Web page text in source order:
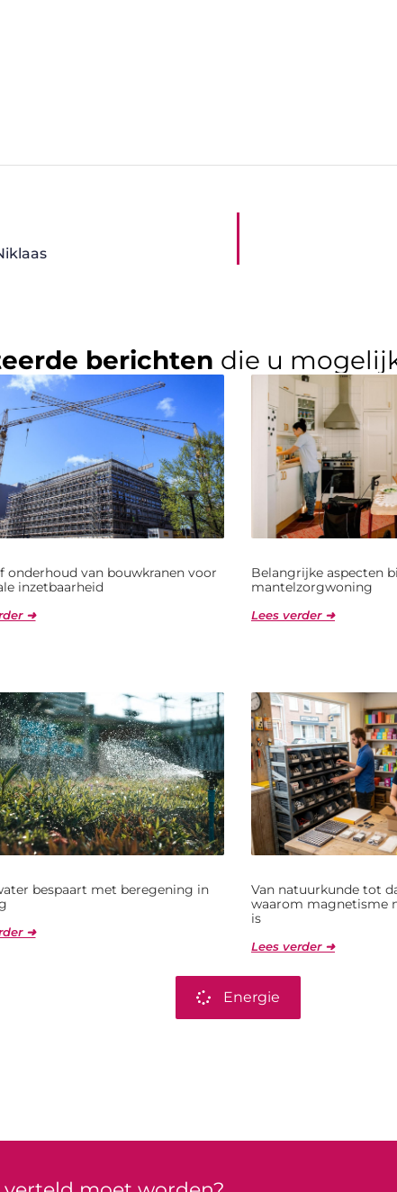
berichten die u
onderhoud van bouwkranen voor
inzetbaarheid
➜
Belangrijke aspecten
mantelzorgwoning
Lees verder ➜
bespaart met beregening in
➜
Van natuurkunde tot
waarom magnetisme
is
Lees verder ➜
Energie